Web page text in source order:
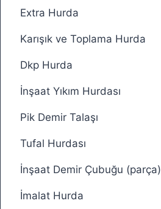
Extra Hurda
Karışık ve Toplama Hurda
Dkp Hurda
İnşaat Yıkım Hurdası
Pik Demir Talaşı
Tufal Hurdası
İnşaat Demir Çubuğu (parça)
İmalat Hurda